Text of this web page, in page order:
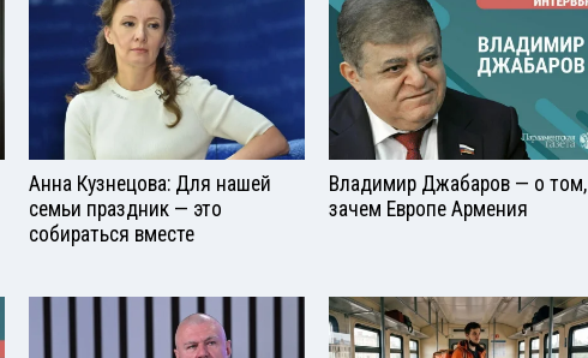
Анна Кузнецова: Для нашей
семьи праздник — это
собираться вместе
Владимир Джабаров — о том,
зачем Европе Армения